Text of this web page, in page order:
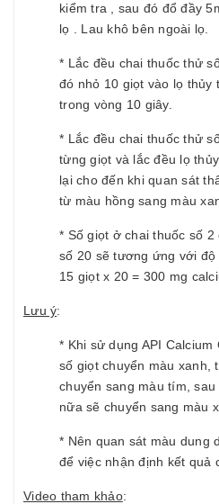
kiểm tra , sau đó đổ đầy
lọ . Lau khô bên ngoài lọ.
* Lắc đều chai thuốc thử
đó nhỏ 10 giọt vào lọ thủy
trong vòng 10 giây.
* Lắc đều chai thuốc thử
từng giọt và lắc đều lọ
lại cho đến khi quan sát
từ màu hồng sang màu
* Số giọt ở chai thuốc số
số 20 sẽ tương ứng với
15 giọt x 20 = 300 mg
Lưu ý:
* Khi sử dụng API Calcium
số giọt chuyển màu xanh,
chuyển sang màu tím,
nữa sẽ chuyển sang màu
* Nên quan sát màu dung
để việc nhận định kết quả
Video tham khảo: